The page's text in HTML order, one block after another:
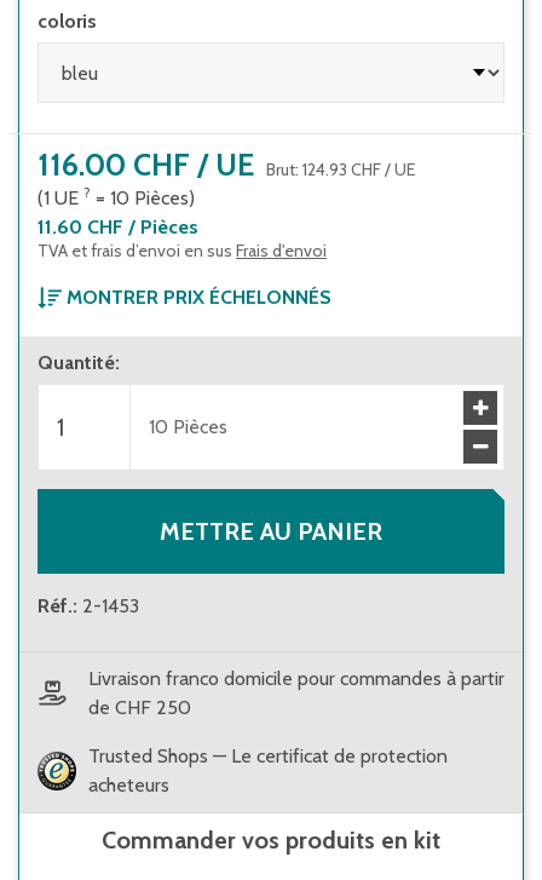
coloris
116.00 CHF / UE Brut: 124.93 CHF/UE
(1 UE ? = 10 Pièces)
11.60 CHF / Pièces
TVA et frais d’envoi en sus Frais d'envoi
MONTRER PRIX ÉCHELONNÉS
À partir de 1 unité d’emballage
À partir de 10 unités d’emballage
11.31 CHF/Pièces)
Quantité:
10 Pièces
METTRE AU PANIER
Réf.: 2-1453
Livraison franco domicile pour commandes à partir
de CHF 250
Trusted Shops — Le certificat de protection
acheteurs
Commander vos produits en kit